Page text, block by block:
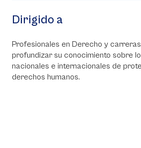
Dirigido a
Profesionales en Derecho y
profundizar su conocimiento sobre
nacionales e internacionales de
derechos humanos.